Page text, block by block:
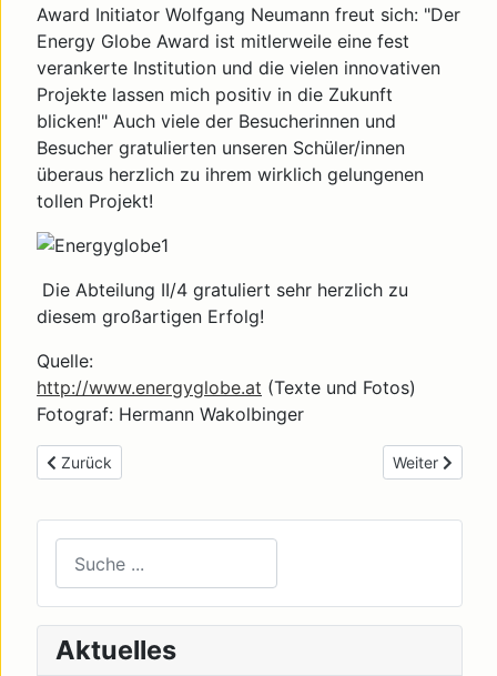
Award Initiator Wolfgang Neumann freut sich: "Der
Energy Globe Award ist mitlerweile eine fest
verankerte Institution und die vielen innovativen
Projekte lassen mich positiv in die Zukunft
blicken!" Auch viele der Besucherinnen und
Besucher gratulierten unseren Schüler/innen
überaus herzlich zu ihrem wirklich gelungenen
tollen Projekt!
Die Abteilung II/4 gratuliert sehr herzlich zu
diesem großartigen Erfolg!
Quelle:
http://www.energyglobe.at (Texte und Fotos)
Fotograf: Hermann Wakolbinger
Previous article: Cinderella - New Generation
Zurück Next article:
Weiter
Type 2 or more characters for results.
Aktuelles